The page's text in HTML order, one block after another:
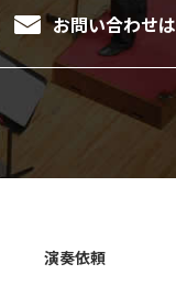
お問い合わせは
演奏依頼